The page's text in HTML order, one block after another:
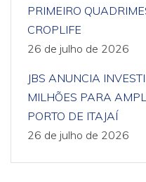
PRIMEIRO
CROPLIFE
26 de julho de 2026
JBS ANUNCIA
MILHÕES PARA
PORTO DE ITAJAÍ
26 de julho de 2026